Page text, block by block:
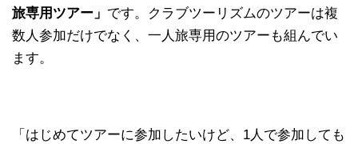
旅専用ツアー」 です。クラブツーリズムのツアーは複
数人参加だけでなく、一人旅専用のツアーも組んでい
ます。
「はじめてツアーに参加したいけど、1人で参加しても